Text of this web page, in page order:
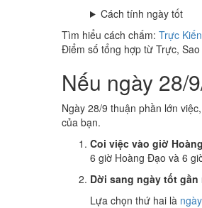
Cách tính ngày tốt
Tìm hiểu cách chấm: Trực
Điểm số tổng hợp từ Trực,
Nếu ngày 28/
Ngày 28/9 thuận phần lớn
của bạn.
Coi việc vào giờ
6 giờ Hoàng Đạo và 6
Dời sang ngày tốt gần
Lựa chọn thứ hai là